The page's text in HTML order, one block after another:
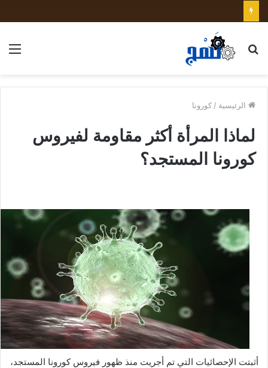
بحث
الرئيسية / كورونا
لماذا المرأة أكثر مقاومة لفيروس
كورونا المستجد؟
أثبتت الإحصائيات التي تم أجريت منذ ظهور فيروس كورونا المستجد،